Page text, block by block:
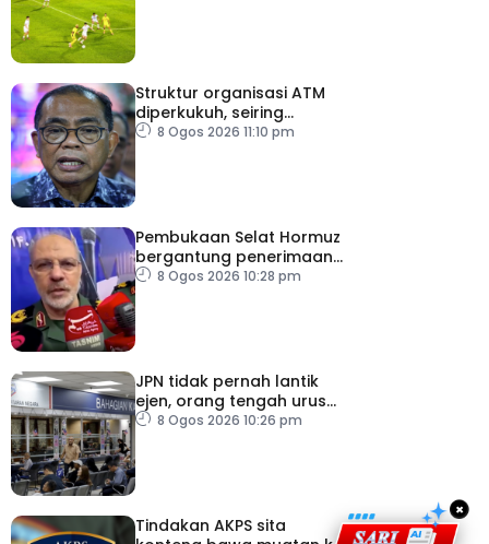
Struktur organisasi ATM
diperkukuh, seiring
pemodenan aset
8 Ogos 2026 11:10 pm
Pembukaan Selat Hormuz
bergantung penerimaan
AS – IRGC
8 Ogos 2026 10:28 pm
JPN tidak pernah lantik
ejen, orang tengah urus
dokumentasi
8 Ogos 2026 10:26 pm
Tindakan AKPS sita
×